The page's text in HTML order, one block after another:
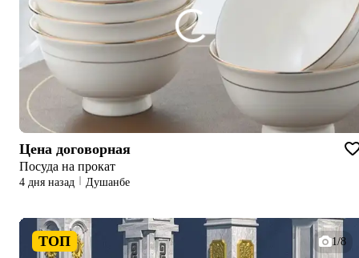
Цена договорная
Посуда на прокат
4 дня назад Душанбе
ТОП 1/8